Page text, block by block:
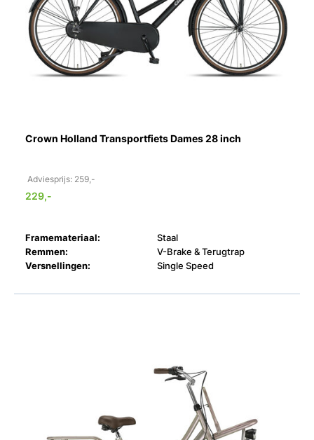
Crown Holland Transportfiets Dames 28 inch
Adviesprijs: 259,-
229,-
Framemateriaal:
Staal
Remmen:
V-Brake & Terugtrap
Versnellingen:
Single Speed